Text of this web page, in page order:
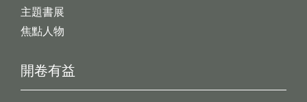
開卷有益
主題書展
焦點人物